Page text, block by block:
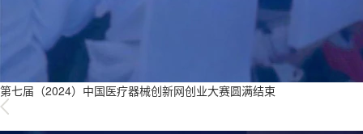
第七届（2024）中国医疗器械创新网创业大赛圆满结束